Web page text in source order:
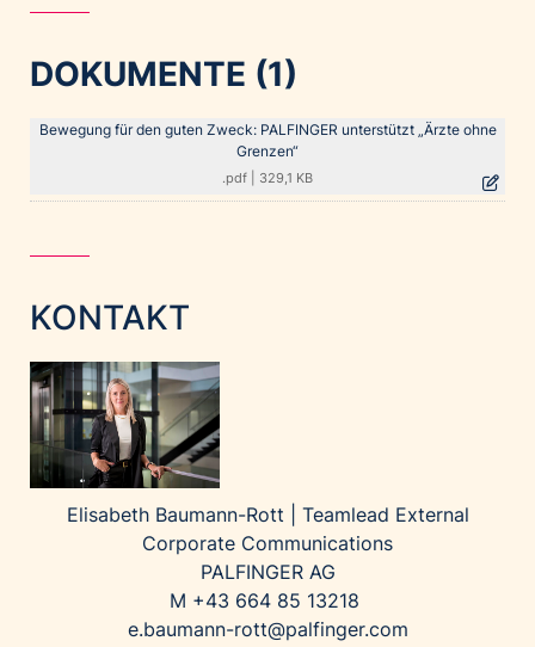
DOKUMENTE (1)
Bewegung für den guten Zweck: PALFINGER unterstützt „Ärzte ohne
Grenzen“
.pdf 329,1 KB
KONTAKT
Elisabeth Baumann-Rott | Teamlead External
Corporate Communications
PALFINGER AG
M +43 664 85 13218
e.baumann-rott@palfinger.com